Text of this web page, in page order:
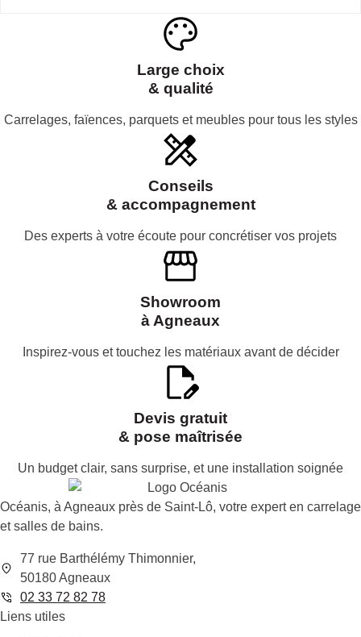
Large choix
& qualité
Carrelages, faïences, parquets et meubles pour tous les styles
Conseils
& accompagnement
Des experts à votre écoute pour concrétiser vos projets
Showroom
à Agneaux
Inspirez-vous et touchez les matériaux avant de décider
Devis gratuit
& pose maîtrisée
Un budget clair, sans surprise, et une installation soignée
Océanis, à Agneaux près de Saint-Lô, votre expert en carrelage
et salles de bains.
77 rue Barthélémy Thimonnier,
50180 Agneaux
02 33 72 82 78
Liens utiles